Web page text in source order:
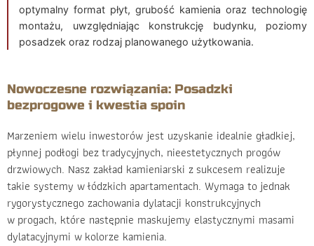
optymalny format płyt, grubość kamienia oraz technologię
montażu, uwzględniając konstrukcję budynku, poziomy
posadzek oraz rodzaj planowanego użytkowania.
Nowoczesne rozwiązania: Posadzki
bezprogowe i kwestia spoin
Marzeniem wielu inwestorów jest uzyskanie idealnie gładkiej,
płynnej podłogi bez tradycyjnych, nieestetycznych progów
drzwiowych. Nasz zakład kamieniarski z sukcesem realizuje
takie systemy w łódzkich apartamentach. Wymaga to jednak
rygorystycznego zachowania dylatacji konstrukcyjnych
w progach, które następnie maskujemy elastycznymi masami
dylatacyjnymi w kolorze kamienia.